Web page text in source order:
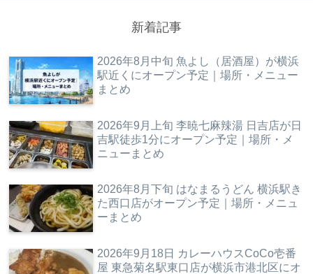
新着記事
2026年8月中旬 魚よし（居酒屋）が横浜
駅近くにオープン予定｜場所・メニュー
まとめ
2026年9月上旬 李暁七麻辣湯 日吉店が日
吉駅徒歩1分にオープン予定｜場所・メ
ニューまとめ
2026年8月下旬 はなまるうどん 横浜駅き
た西口店がオープン予定｜場所・メニュ
ーまとめ
2026年9月18日 カレーハウスCoCo壱番
屋 東急菊名駅東口店が横浜市港北区にオ